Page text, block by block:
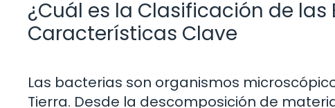
¿Cuál es la Clasificación de
Características Clave
Las bacterias son organismos
Tierra. Desde la descomposición de